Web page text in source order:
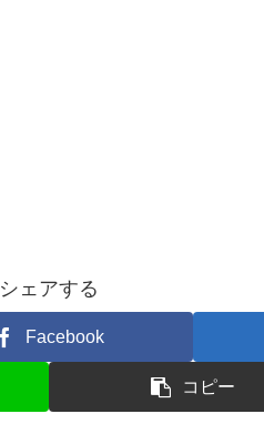
シェアする
Facebook
コピー